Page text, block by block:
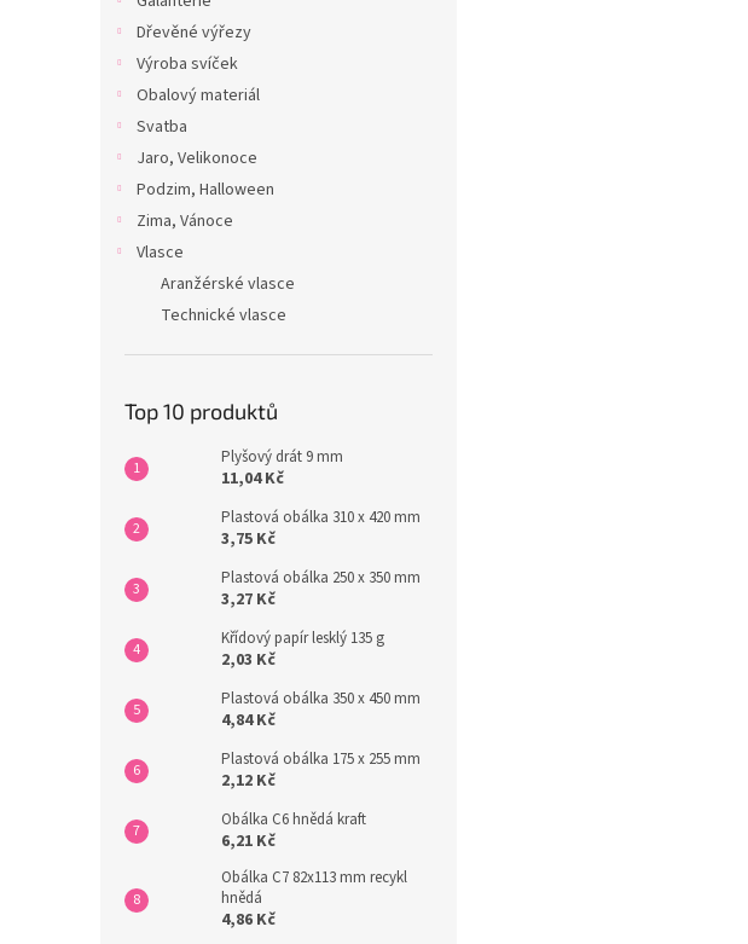
Dřevěné výřezy
Výroba svíček
Obalový materiál
Svatba
Jaro, Velikonoce
Podzim, Halloween
Zima, Vánoce
Vlasce
Aranžérské vlasce
Technické vlasce
Top 10 produktů
Plyšový drát 9 mm
11,04 Kč
Plastová obálka 310 x 420 mm
3,75 Kč
Plastová obálka 250 x 350 mm
3,27 Kč
Křídový papír lesklý 135 g
2,03 Kč
Plastová obálka 350 x 450 mm
4,84 Kč
Plastová obálka 175 x 255 mm
2,12 Kč
Obálka C6 hnědá kraft
6,21 Kč
Obálka C7 82x113 mm recykl
hnědá
4,86 Kč